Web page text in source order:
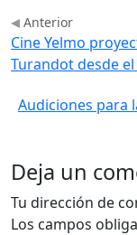
Anterior
Cine Yelmo
Turandot desde
Audiciones para
Deja un
Tu dirección de
Los campos